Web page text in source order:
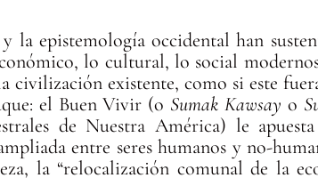
la epistemología occidental han
lo cultural, lo social
civilización existente, como si este
el Buen Vivir (o Sumak Kawsay o
de Nuestra América) le
entre seres humanos y no-
la “relocalización comunal de la